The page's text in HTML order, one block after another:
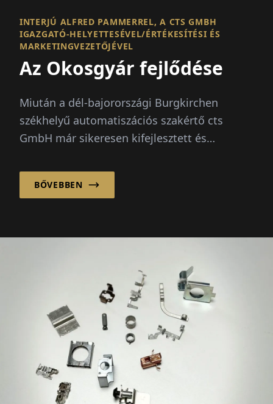
INTERJÚ ALFRED PAMMERREL, A CTS GMBH
IGAZGATÓ-HELYETTESÉVEL/ÉRTÉKESÍTÉSI ÉS
MARKETINGVEZETŐJÉVEL
Az Okosgyár fejlődése
Miután a dél-bajorországi Burgkirchen
székhelyű automatiszációs szakértő cts
GmbH már sikeresen kifejlesztett és
megoldásokat raktár alkalmazásokhoz...
BŐVEBBEN